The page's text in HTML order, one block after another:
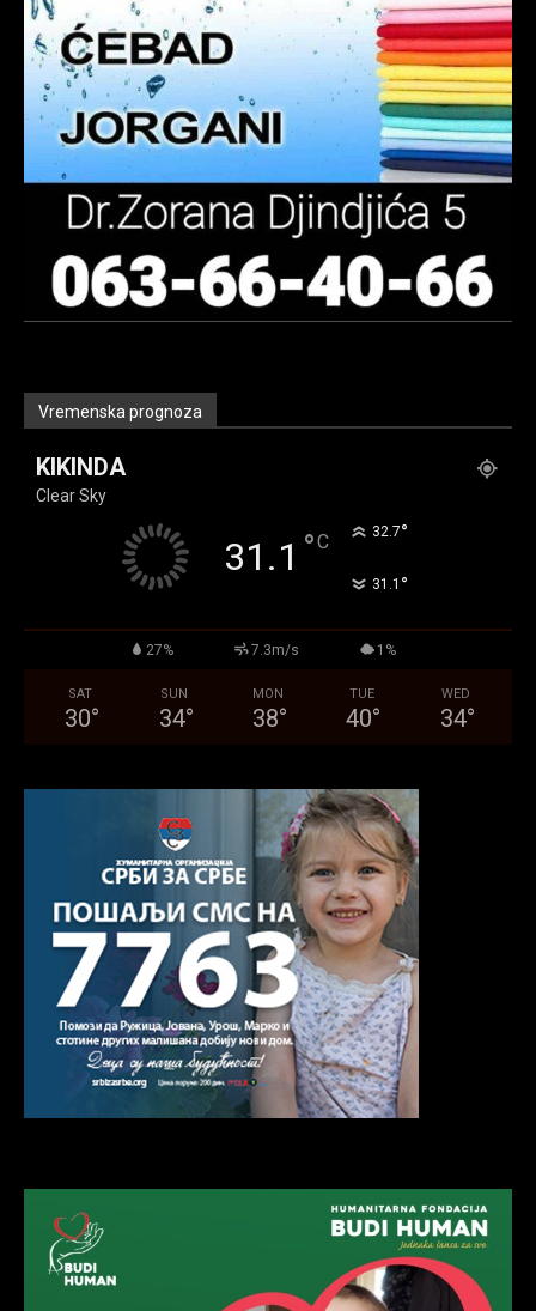
Vremenska prognoza
KIKINDA
Clear Sky
31.1 °C 32.7°
31.1 °
27% 7.3m/s 1%
SAT
30°
SUN
34°
MON
38°
TUE
40°
WED
34°